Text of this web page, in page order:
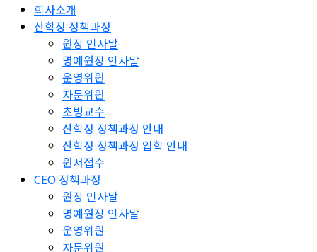
회사소개
산학정 정책과정
원장 인사말
명예원장 인사말
운영위원
자문위원
초빙교수
산학정 정책과정 안내
산학정 정책과정 입학 안내
원서접수
CEO 정책과정
원장 인사말
명예원장 인사말
운영위원
자문위원